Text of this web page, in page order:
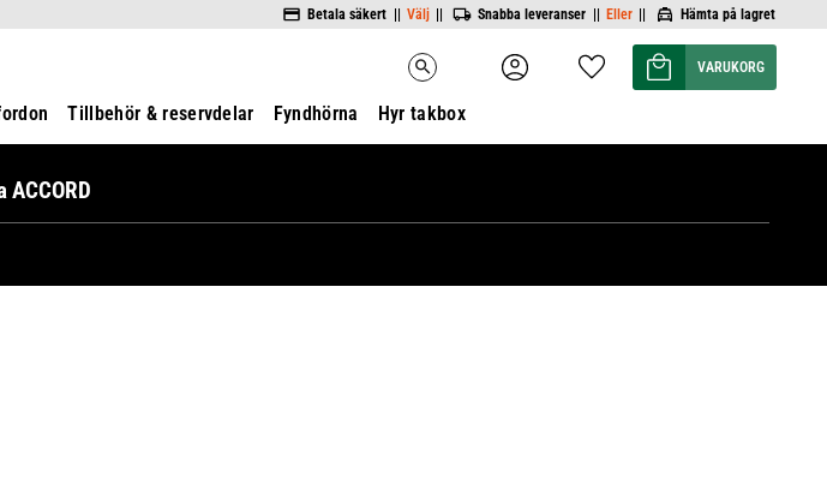
Betala säkert || Välj || Snabba leveranser || Eller || Hämta på lagret
search Favoriter
Kundvagn
Tillbehör & reservdelar Fyndhörna Hyr takbox
ACCORD